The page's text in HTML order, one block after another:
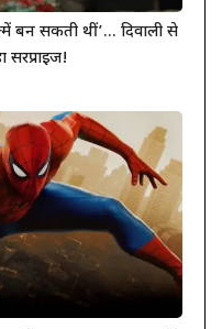
बन सकती थीं’… दिवाली से
सरप्राइज!